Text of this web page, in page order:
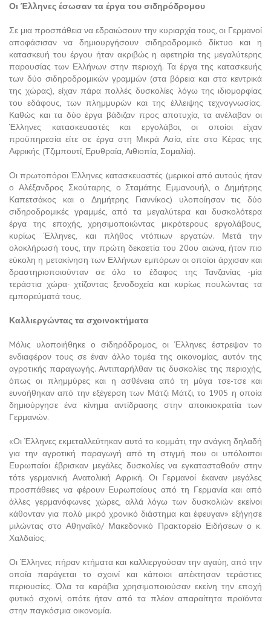
Οι Έλληνες έσωσαν τα έργα του σιδηρόδρομου
Σε μια προσπάθεια να εδραιώσουν την κυριαρχία τους, οι Γερμανοί
αποφάσισαν να δημιουργήσουν σιδηροδρομικό δίκτυο και η
κατασκευή του έργου ήταν ακριβώς η αφετηρία της μεγαλύτερης
παρουσίας των Ελλήνων στην περιοχή. Τα έργα της κατασκευής
των δύο σιδηροδρομικών γραμμών (στα βόρεια και στα κεντρικά
της χώρας), είχαν πάρα πολλές δυσκολίες λόγω της ιδιομορφίας
του εδάφους, των πλημμυρών και της έλλειψης τεχνογνωσίας.
Καθώς και τα δύο έργα βάδιζαν προς αποτυχία, τα ανέλαβαν οι
Έλληνες κατασκευαστές και εργολάβοι, οι οποίοι είχαν
προϋπηρεσία είτε σε έργα στη Μικρά Ασία, είτε στο Κέρας της
Αφρικής (Τζιμπουτί, Ερυθραία, Αιθιοπία, Σομαλία).
Οι πρωτοπόροι Έλληνες κατασκευαστές (μερικοί από αυτούς ήταν
ο Αλέξανδρος Σκούταρης, ο Σταμάτης Εμμανουήλ, ο Δημήτρης
Καπετσάκος και ο Δημήτρης Γιαννίκος) υλοποίησαν τις δύο
σιδηροδρομικές γραμμές, από τα μεγαλύτερα και δυσκολότερα
έργα της εποχής, χρησιμοποιώντας μικρότερους εργολάβους,
κυρίως Έλληνες, και πλήθος ντόπιων εργατών. Μετά την
ολοκλήρωσή τους, την πρώτη δεκαετία του 20ου αιώνα, ήταν πιο
εύκολη η μετακίνηση των Ελλήνων εμπόρων οι οποίοι άρχισαν και
δραστηριοποιούνταν σε όλο το έδαφος της Τανζανίας -μία
τεράστια χώρα- χτίζοντας ξενοδοχεία και κυρίως πουλώντας τα
εμπορεύματά τους.
Καλλιεργώντας τα σχοινοκτήματα
Mόλις υλοποιήθηκε ο σιδηρόδρομος, οι Έλληνες έστρεψαν το
ενδιαφέρον τους σε έναν άλλο τομέα της οικονομίας, αυτόν της
αγροτικής παραγωγής. Αντιπαρήλθαν τις δυσκολίες της περιοχής,
όπως οι πλημμύρες και η ασθένεια από τη μύγα τσε-τσε και
ευνοήθηκαν από την εξέγερση των Μάτζι Μάτζι, το 1905 η οποία
δημιούργησε ένα κίνημα αντίδρασης στην αποικιοκρατία των
Γερμανών.
«Οι Έλληνες εκμεταλλεύτηκαν αυτό το κομμάτι, την ανάγκη δηλαδή
για την αγροτική παραγωγή από τη στιγμή που οι υπόλοιποι
Ευρωπαίοι έβρισκαν μεγάλες δυσκολίες να εγκατασταθούν στην
τότε γερμανική Ανατολική Αφρική. Οι Γερμανοί έκαναν μεγάλες
προσπάθειες να φέρουν Ευρωπαίους από τη Γερμανία και από
άλλες γερμανόφωνες χώρες, αλλά λόγω των δυσκολιών εκείνοι
κάθονταν για πολύ μικρό χρονικό διάστημα και έφευγαν» εξήγησε
μιλώντας στο Αθηναϊκό/ Μακεδονικό Πρακτορείο Ειδήσεων ο κ.
Χαλδαίος.
Οι Έλληνες πήραν κτήματα και καλλιεργούσαν την αγαύη, από την
οποία παράγεται το σχοινί και κάποιοι απέκτησαν τεράστιες
περιουσίες. Όλα τα καράβια χρησιμοποιούσαν εκείνη την εποχή
φυτικό σχοινί, οπότε ήταν από τα πλέον απαραίτητα προϊόντα
στην παγκόσμια οικονομία.